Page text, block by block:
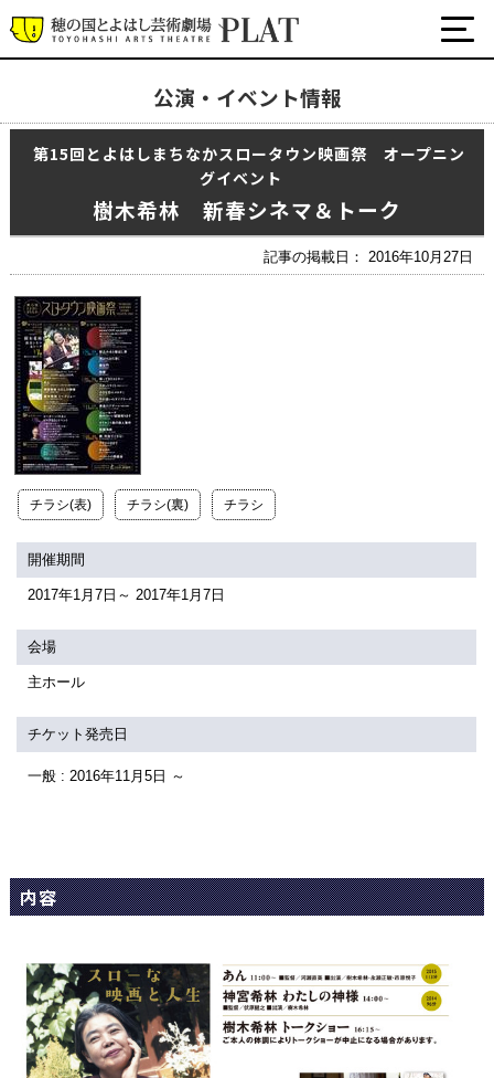
アクセシビリティ/
サービス
プラットニュース 出版物・映像
交通アクセス お問合せ
公演・イベント情報
第15回とよはしまちなかスロータウン映画祭 オープニン
グイベント
樹木希林 新春シネマ＆トーク
記事の掲載日： 2016年10月27日
チラシ(表) チラシ(裏) チラシ
開催期間
2017年1月7日～ 2017年1月7日
会場
主ホール
チケット発売日
一般 : 2016年11月5日 ～
内容
最新の公演・イベント情報
演劇・ダンス・音楽など
ワークショップ・講座
プラットについて
チケット・座席表・鑑賞サポートなど
施設の利用について
サポート
関連団体・施設